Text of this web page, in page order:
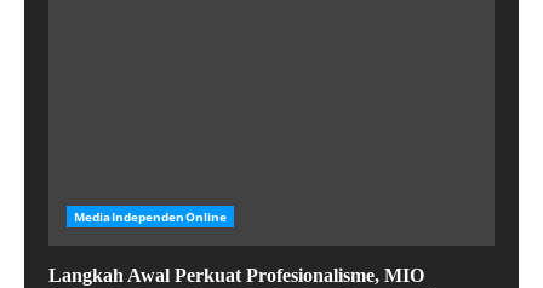
MediaIndependenOnline
Langkah Awal Perkuat Profesionalisme, MIO